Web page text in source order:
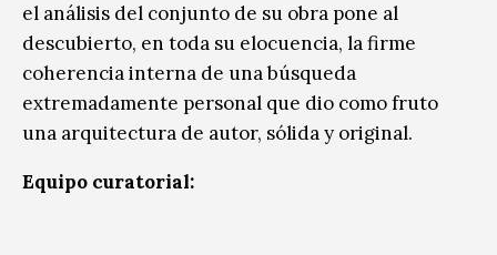
el análisis del conjunto de su obra pone al
descubierto, en toda su elocuencia, la firme
coherencia interna de una búsqueda
extremadamente personal que dio como fruto
una arquitectura de autor, sólida y original.
Equipo curatorial: